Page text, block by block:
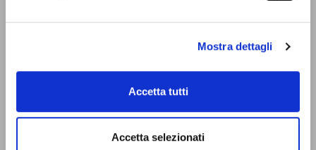
Mostra dettagli
Accetta tutti
Accetta selezionati
domenica e festivi dalle 9.30 alle 17.30. Lo trovi chiuso solo il
infotur@comune.fe.it
SEI UN OPERATORE TURISTICO E VUOI ESSERE
CONTATTATO PER FARE PARTE DEL PROGETTO